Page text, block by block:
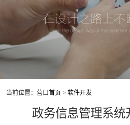
当前位置：营口首页 > 软件开发
政务信息管理系统